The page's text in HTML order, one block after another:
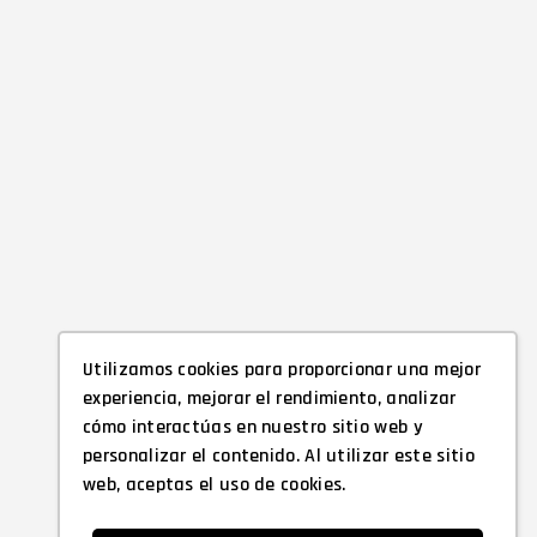
Utilizamos cookies para proporcionar una mejor
experiencia, mejorar el rendimiento, analizar
cómo interactúas en nuestro sitio web y
personalizar el contenido. Al utilizar este sitio
web, aceptas el uso de cookies.